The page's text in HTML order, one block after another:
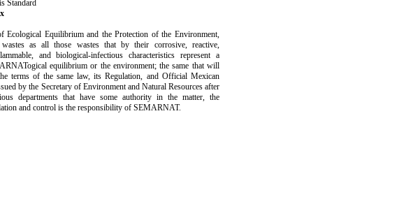
Standard
Ecological Equilibrium and the Protection of the Environment,
wastes as all those wastes that by their corrosive, reactive,
and biological-infectious characteristics represent a
equilibrium or the environment; the same that will
terms of the same law, its Regulation, and Official Mexican
by the Secretary of Environment and Natural Resources after
departments that have some authority in the matter, the
and control is the responsibility of SEMARNAT.